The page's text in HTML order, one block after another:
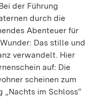
der Führung
durch die
Abenteuer für
Das stille und
verwandelt. Hier
auf: Die
scheinen zum
„Nachts im Schloss“